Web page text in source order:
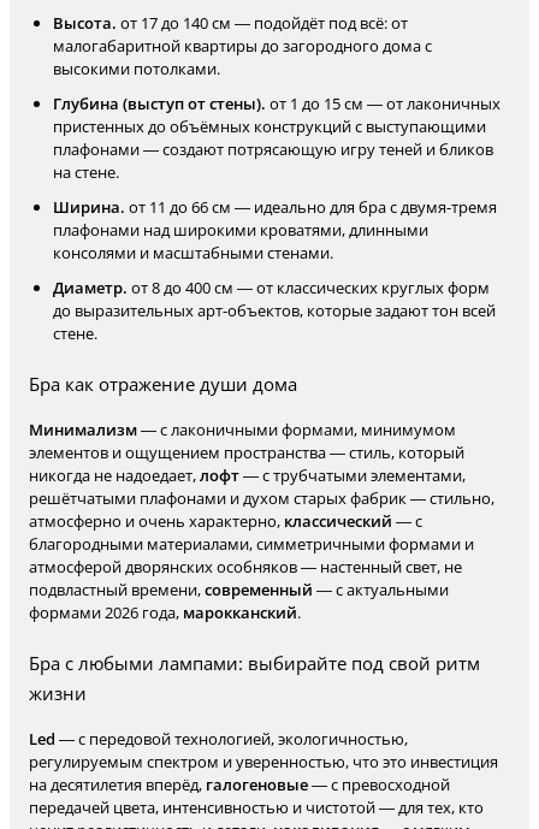
Высота. от 17 до 140 см — подойдёт под всё: от
малогабаритной квартиры до загородного дома с
высокими потолками.
Глубина (выступ от стены). от 1 до 15 см — от лаконичных
пристенных до объёмных конструкций с выступающими
плафонами — создают потрясающую игру теней и бликов
на стене.
Ширина. от 11 до 66 см — идеально для бра с двумя-тремя
плафонами над широкими кроватями, длинными
консолями и масштабными стенами.
Диаметр. от 8 до 400 см — от классических круглых форм
до выразительных арт-объектов, которые задают тон всей
стене.
Бра как отражение души дома
Минимализм— с лаконичными формами, минимумом
элементов и ощущением пространства — стиль, который
никогда не надоедает,лофт— с трубчатыми элементами,
решётчатыми плафонами и духом старых фабрик — стильно,
атмосферно и очень характерно, классический — с
благородными материалами, симметричными формами и
атмосферой дворянских особняков — настенный свет, не
подвластный времени,современный — с актуальными
формами 2026 года, марокканский.
Бра с любыми лампами: выбирайте под свой ритм
жизни
Led — с передовой технологией, экологичностью,
регулируемым спектром и уверенностью, что это инвестиция
на десятилетия вперёд, галогеновые— с превосходной
передачей цвета, интенсивностью и чистотой — для тех, кто